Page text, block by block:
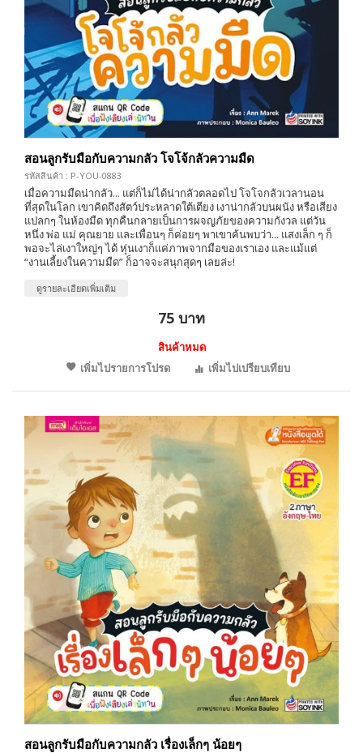
สอนลูกรับมือกับความกลัว โจโจ้กลัวความมืด
รหัสสินค้า : P-YOU-0883
เมื่อความมืดน่ากลัว... แต่ก็ไม่ได้น่ากลัวตลอดไป โจโจกลัวเวลานอน
ที่สุดในโลก เขาคิดถึงสัตว์ประหลาดใต้เตียง เงาน่ากลัวบนผนัง หรือเสียง
แปลกๆ ในห้องมืด ทุกคืนกลายเป็นการผจญภัยของความกังวล แต่วัน
หนึ่ง พ่อ แม่ คุณยาย และเพื่อนๆ ก็ค่อยๆ พาเขาค้นพบว่า... แสงเล็ก ๆ ก็
พอจะไล่เงาใหญ่ๆ ได้ หุ่นเงาก็แค่ภาพจากมือของเราเอง และแม้แต่
“งานเลี้ยงในความมืด” ก็อาจจะสนุกสุดๆ เลยล่ะ!
ดูรายละเอียดเพิ่มเติม
75 บาท
สินค้าหมด
เพิ่มไปรายการโปรด
เพิ่มไปเปรียบเทียบ
สอนลูกรับมือกับความกลัว เรื่องเล็กๆ น้อยๆ